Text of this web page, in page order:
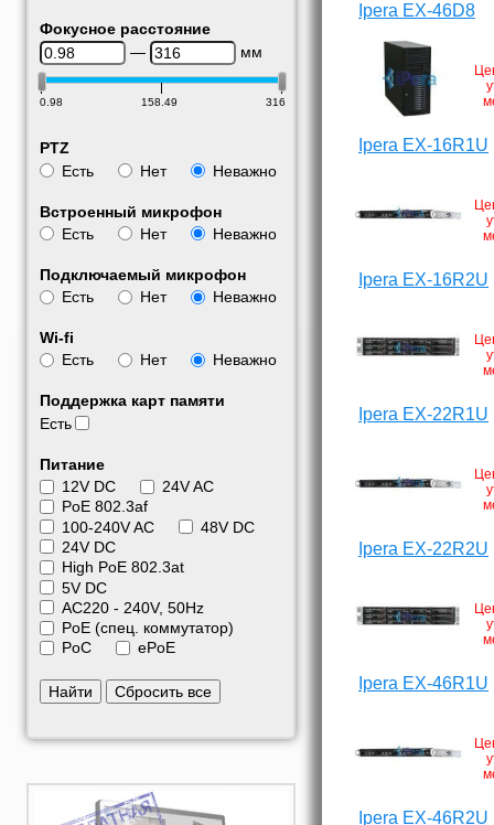
Фокусное расстояние
—
мм
0.98 158.49 316
PTZ
Есть
Нет Неважно
Встроенный микрофон
Есть
Нет Неважно
Подключаемый микрофон
Есть
Нет Неважно
Wi-fi
Есть
Нет Неважно
Поддержка карт памяти
Есть
Питание
12V DC
24V AC
PoE 802.3af
100-240V AC
48V DC
24V DC
High PoE 802.3at
5V DC
АС220 - 240V, 50Hz
PoE (спец. коммутатор)
PoC
ePoE
Найти Сбросить все
Ipera EX-46D8
Ipera EX-16R1U
Ipera EX-16R2U
Ipera EX-22R1U
Ipera EX-22R2U
Ipera EX-46R1U
Ipera EX-46R2U